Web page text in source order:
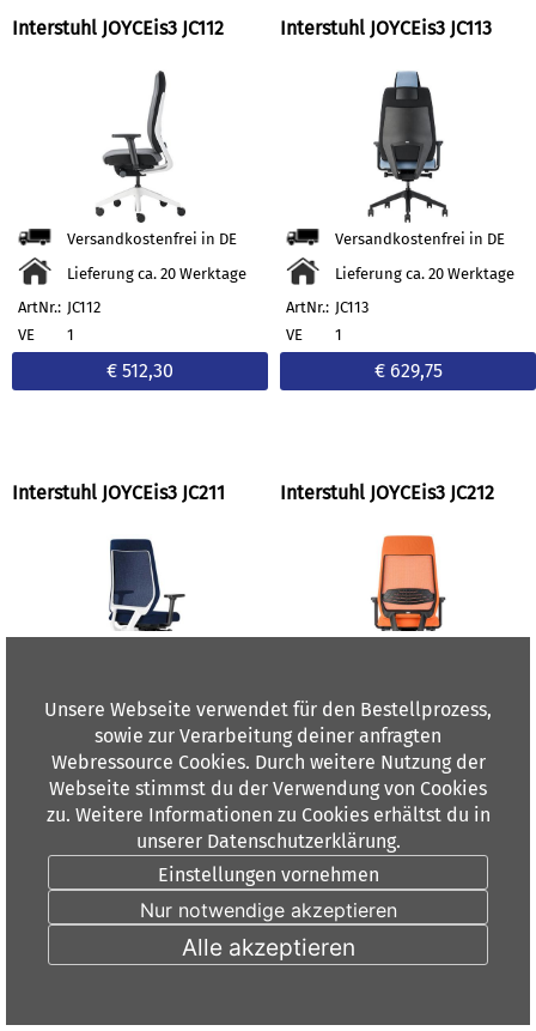
Interstuhl JOYCEis3 JC112
Versandkostenfrei in DE
Lieferung ca. 20 Werktage
ArtNr.: JC112
VE
1
€ 512,30
Interstuhl JOYCEis3 JC113
Versandkostenfrei in DE
Lieferung ca. 20 Werktage
ArtNr.: JC113
VE
1
€ 629,75
Interstuhl JOYCEis3 JC211
Versandkostenfrei in DE
Lieferung ca. 20 Werktage
ArtNr.: JC211
1
€ 503,37
Interstuhl JOYCEis3 JC212
Versandkostenfrei in DE
Lieferung ca. 20 Werktage
ArtNr.: JC212
VE
1
€ 615,00
Interstuhl JOYCEis3 JC213 Interstuhl JOYCEis3 JC216
Unsere Webseite verwendet für den Bestellprozess,
sowie zur Verarbeitung deiner anfragten
Webressource Cookies. Durch weitere Nutzung der
Webseite stimmst du der Verwendung von Cookies
zu. Weitere Informationen zu Cookies erhältst du in
unserer Datenschutzerklärung.
Einstellungen vornehmen
Nur notwendige akzeptieren
Alle akzeptieren